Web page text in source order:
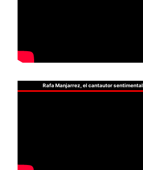
Rafa Manjarrez, el cantautor sentimental